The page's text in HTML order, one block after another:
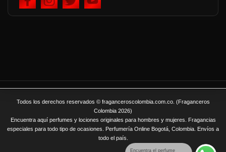
Encuentra el perfume
Todos los derechos reservados © fraganceroscolombia.com.co. (Fraganceros
Colombia 2026)
Encuentra aquí perfumes y lociones originales para hombres y mujeres. Fragancias
especiales para todo tipo de ocasiones. Perfumería Online Bogotá, Colombia. Envíos a
todo el país.